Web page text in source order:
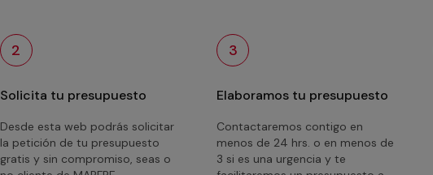
2
Solicita tu presupuesto
Desde esta web podrás solicitar
la petición de tu presupuesto
gratis y sin compromiso, seas o
3
Elaboramos tu presupuesto
Contactaremos contigo en
menos de 24 hrs. o en menos de
3 si es una urgencia y te